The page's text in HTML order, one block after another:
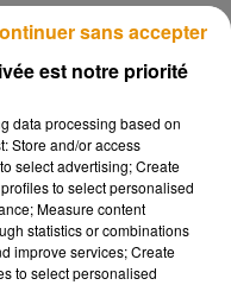
représentent les
Mais chaque chat a
son vocabulaire de
neuf intentions
de l’application.
un miaulement
lequel vous savez
de dire (par exemple,
-> ‘laisse-moi sortir’).
est notre priorité
data processing based on
Store and/or access
select advertising; Create
to select personalised
Measure content
statistics or combinations
improve services; Create
to select personalised
sans accepter